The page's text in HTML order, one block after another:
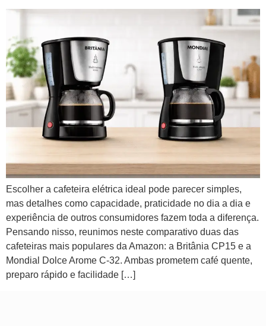
Escolher a cafeteira elétrica ideal pode parecer simples,
mas detalhes como capacidade, praticidade no dia a dia e
experiência de outros consumidores fazem toda a diferença.
Pensando nisso, reunimos neste comparativo duas das
cafeteiras mais populares da Amazon: a Britânia CP15 e a
Mondial Dolce Arome C-32. Ambas prometem café quente,
preparo rápido e facilidade […]